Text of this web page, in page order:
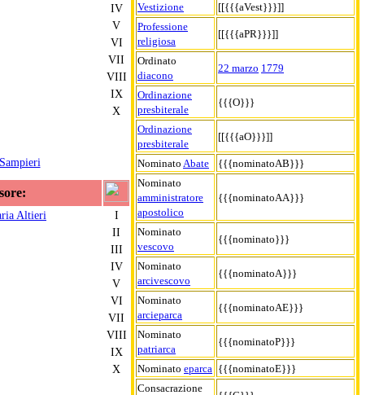
Vestizione
[[{{{aVest}}}]]
Professione
religiosa
[[{{{aPR}}}]]
Ordinato
diacono
22 marzo 1779
Ordinazione
presbiterale
{{{O}}}
Ordinazione
presbiterale
[[{{{aO}}}]]
Nominato Abate
{{{nominatoAB}}}
Nominato
amministratore
apostolico
{{{nominatoAA}}}
Nominato
vescovo
{{{nominato}}}
Nominato
arcivescovo
{{{nominatoA}}}
Nominato
arcieparca
{{{nominatoAE}}}
Nominato
patriarca
{{{nominatoP}}}
Nominato eparca {{{nominatoE}}}
Consacrazione
IV
V
VI
VII
VIII
IX
X
Altieri
I
II
III
IV
V
VI
VII
VIII
IX
X